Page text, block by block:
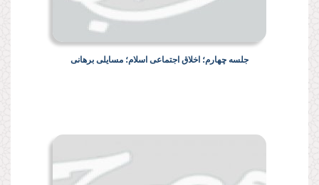
جلسه چهارم؛ اخلاق اجتماعی اسلام؛ مسایلی برهانی